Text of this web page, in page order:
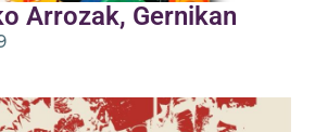
Arrozak, Gernikan